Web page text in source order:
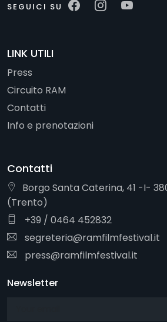
SEGUICI SU
LINK UTILI
Press
Circuito RAM
Contatti
Info e prenotazioni
Contatti
Borgo Santa Caterina, 41 -I-
(Trento)
+39 / 0464 452832
segreteria@ramfilmfestival.it
press@ramfilmfestival.it
Newsletter